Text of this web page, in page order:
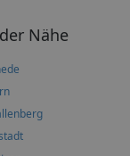
Nähe